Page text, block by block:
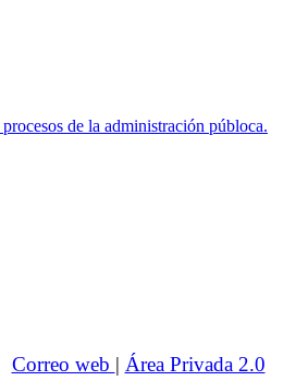
de la administración públoca.
Correo web | Área Privada 2.0